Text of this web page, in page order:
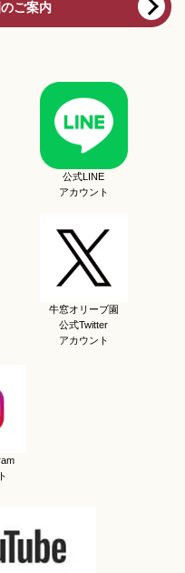
ご案内
公式LINE
アカウント
牛窓オリーブ園
公式Twitter
アカウント